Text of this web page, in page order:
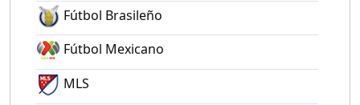
Fútbol Brasileño
Fútbol Mexicano
MLS